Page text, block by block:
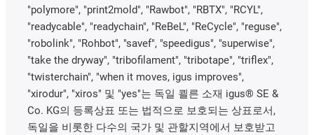
"polymore", "print2mold", "Rawbot", "RBTX", "RCYL",
"readycable", "readychain", "ReBeL", "ReCycle", "reguse",
"robolink", "Rohbot", "savef", "speedigus", "superwise",
"take the dryway", "tribofilament", "tribotape", "triflex",
"twisterchain", "when it moves, igus improves",
"xirodur", "xiros" 및 "yes"는 독일 쾰른 소재 igus® SE &
Co. KG의 등록상표 또는 법적으로 보호되는 상표로서,
독일을 비롯한 다수의 국가 및 관할지역에서 보호받고